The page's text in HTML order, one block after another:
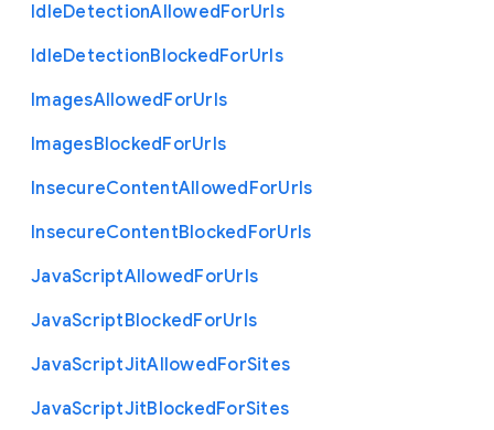
IdleDetectionAllowedForUrls
IdleDetectionBlockedForUrls
ImagesAllowedForUrls
ImagesBlockedForUrls
InsecureContentAllowedForUrls
InsecureContentBlockedForUrls
JavaScriptAllowedForUrls
JavaScriptBlockedForUrls
JavaScriptJitAllowedForSites
JavaScriptJitBlockedForSites